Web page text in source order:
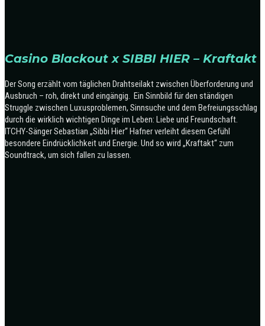
Casino Blackout x SIBBI HIER – Kraftakt
Der Song erzählt vom täglichen Drahtseilakt zwischen Überforderung und
Ausbruch – roh, direkt und eingängig. Ein Sinnbild für den ständigen
Struggle zwischen Luxusproblemen, Sinnsuche und dem Befreiungsschlag
durch die wirklich wichtigen Dinge im Leben: Liebe und Freundschaft.
ITCHY-Sänger Sebastian „Sibbi Hier“ Hafner verleiht diesem Gefühl
besondere Eindrücklichkeit und Energie. Und so wird „Kraftakt“ zum
Soundtrack, um sich fallen zu lassen.